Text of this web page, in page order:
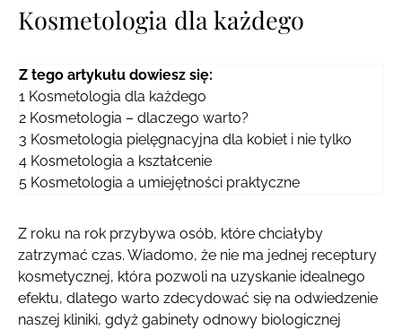
Kosmetologia dla każdego
Z tego artykułu dowiesz się:
1 Kosmetologia dla każdego
2 Kosmetologia – dlaczego warto?
3 Kosmetologia pielęgnacyjna dla kobiet i nie tylko
4 Kosmetologia a kształcenie
5 Kosmetologia a umiejętności praktyczne
Z roku na rok przybywa osób, które chciałyby
zatrzymać czas. Wiadomo, że nie ma jednej receptury
kosmetycznej, która pozwoli na uzyskanie idealnego
efektu, dlatego warto zdecydować się na odwiedzenie
naszej kliniki, gdyż gabinety odnowy biologicznej